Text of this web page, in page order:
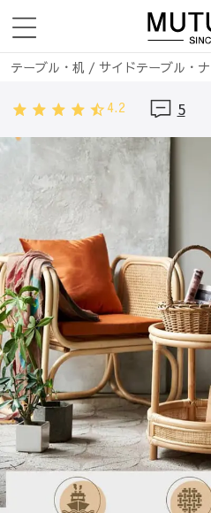
テーブル・机 / サイドテーブル・
4.2 5